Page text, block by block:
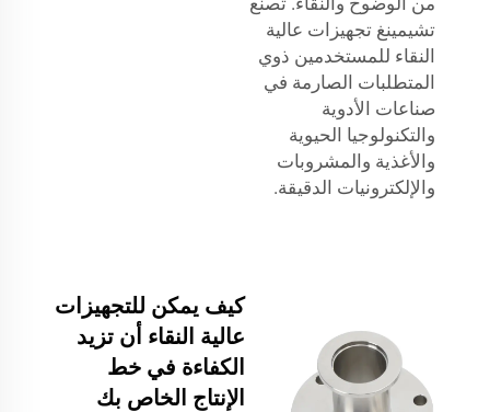
تشيمينغ تجهيزات عالية
النقاء للمستخدمين ذوي
المتطلبات الصارمة في
صناعات الأدوية
والتكنولوجيا الحيوية
والأغذية والمشروبات
والإلكترونيات الدقيقة.
كيف يمكن للتجهيزات
عالية النقاء أن تزيد
الكفاءة في خط
الإنتاج الخاص بك